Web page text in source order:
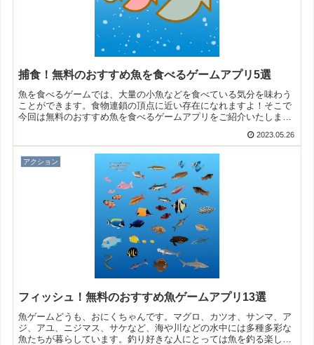
捕食！無料のおすすめ魚を食べるゲームアプリ5選
魚を食べるゲームでは、大量の小魚などを食べている気分を味わう
ことができます。食物連鎖の頂点に近い存在になれますよ！そこで
今回は無料のおすすめ魚を食べるゲームアプリをご紹介いたしま
2023.05.26
アクション
フィッシュ！無料のおすすめ魚ゲームアプリ13選
魚ゲームどうも、おにくちゃんです。マグロ、カツオ、サンマ、ア
ジ、アユ、ニジマス、サケなど、海や川などの水中には多種多彩な
魚たちが暮らしています。釣り好きな人にとっては魚を釣る楽しさ